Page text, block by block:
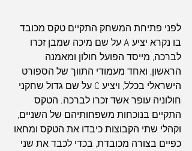
לפני פתיחת המשחק התקיים טקס מכובד
בו נקרא יציע A על שם מיכה שמבן זכרו
לברכה, מייסד הפועל חולון ומאמנה
הראשון, ואחד מעמודי התווך של הספורט
הישראלי בכלל, ויציע C על שם גדול שחקני
חולוניה עופר אשד זכרו לברכה. הטקס
התקיים בנוכחות משפחותיהם של השניים,
וקהלי שתי הקבוצות כיבדו את הטקס ומחאו
כפיים בצורה מכובדת, בכדי לכבד את שני